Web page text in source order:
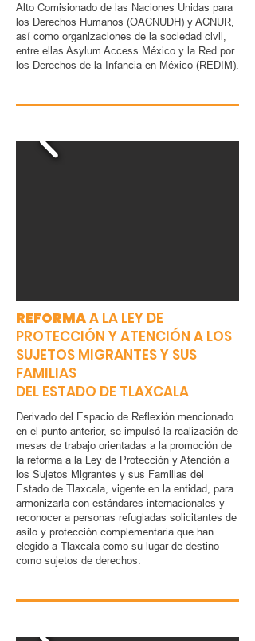
Alto Comisionado de las Naciones Unidas para
los Derechos Humanos (OACNUDH) y ACNUR,
así como organizaciones de la sociedad civil,
entre ellas Asylum Access México y la Red por
los Derechos de la Infancia en México (REDIM).
REFORMAA LA LEY DE
PROTECCIÓN Y ATENCIÓN A LOS
SUJETOS MIGRANTES Y SUS
FAMILIAS
DEL ESTADO DE TLAXCALA
Derivado del Espacio de Reflexión mencionado
en el punto anterior, se impulsó la realización de
mesas de trabajo orientadas a la promoción de
la reforma a la Ley de Protección y Atención a
los Sujetos Migrantes y sus Familias del
Estado de Tlaxcala, vigente en la entidad, para
armonizarla con estándares internacionales y
reconocer a personas refugiadas solicitantes de
asilo y protección complementaria que han
elegido a Tlaxcala como su lugar de destino
como sujetos de derechos.